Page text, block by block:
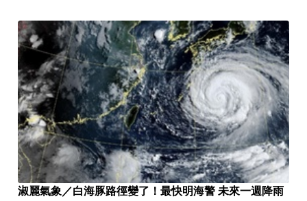
淑麗氣象／白海豚路徑變了！最快明海警 未來一週降雨